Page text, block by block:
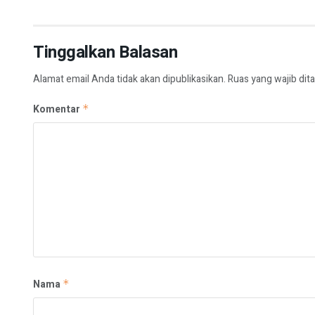
Tinggalkan Balasan
Alamat email Anda tidak akan dipublikasikan.Ruas yang wajib
Komentar *
Nama *